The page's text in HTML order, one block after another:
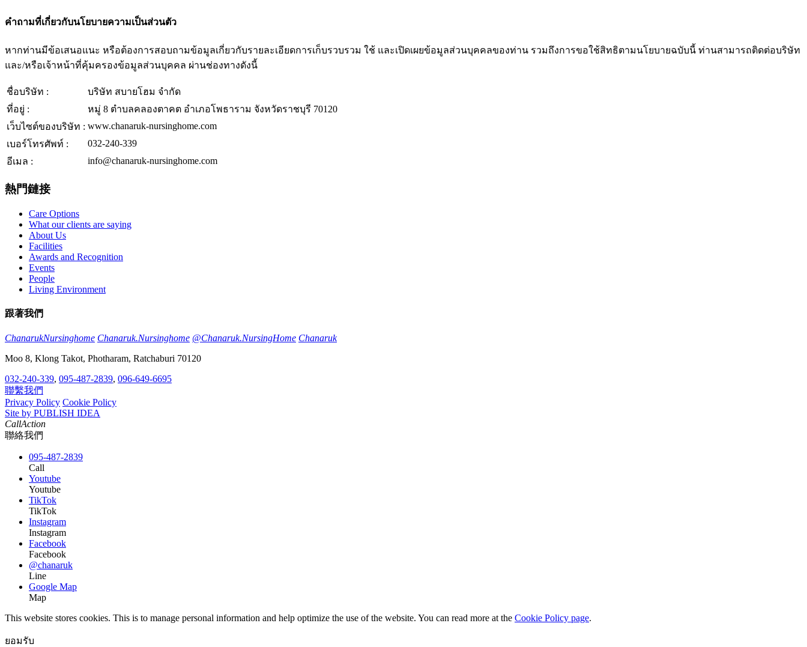
คำถามที่เกี่ยวกับนโยบายความเป็นส่วนตัว
หากท่านมีข้อเสนอแนะ หรือต้องการสอบถามข้อมูลเกี่ยวกับรายละเอียดการเก็บรวบรวม ใช้ และเปิดเผยข้อมูลส่วนบุคคลของท่าน รวมถึงการขอใช้สิทธิตามนโยบายฉบับนี้ ท่านสามารถติดต่อบริษัท
และ/หรือเจ้าหน้าที่คุ้มครองข้อมูลส่วนบุคคล ผ่านช่องทางดังนี้
ชื่อบริษัท :
บริษัท สบายโฮม จำกัด
ที่อยู่ :
หมู่ 8 ตำบลคลองตาคต อำเภอโพธาราม จังหวัดราชบุรี 70120
เว็บไซต์ของบริษัท : www.chanaruk-nursinghome.com
เบอร์โทรศัพท์ :
032-240-339
อีเมล :
info@chanaruk-nursinghome.com
熱門鏈接
Care Options
What our clients are saying
About Us
Facilities
Awards and Recognition
Events
People
Living Environment
跟著我們
ChanarukNursinghome Chanaruk.Nursinghome @Chanaruk.NursingHome Chanaruk
Moo 8, Klong Takot, Photharam, Ratchaburi 70120
032-240-339, 095-487-2839, 096-649-6695
聯繫我們
Privacy Policy Cookie Policy
Site by PUBLISH IDEA
CallAction
聯絡我們
095-487-2839
Call
Youtube
Youtube
TikTok
TikTok
Instagram
Instagram
Facebook
Facebook
@chanaruk
Line
Google Map
Map
This website stores cookies. This is to manage personal information and help optimize the use of the website. You can read more at the Cookie Policy page.
ยอมรับ